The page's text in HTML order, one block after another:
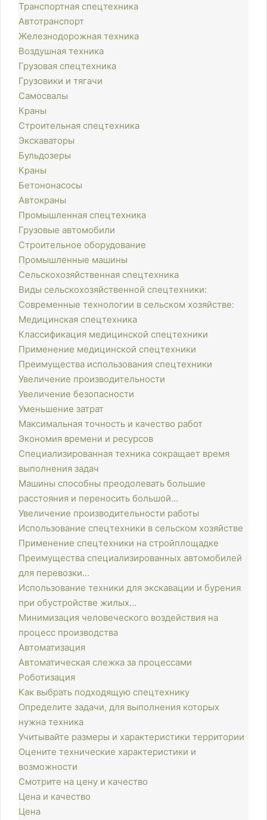
Транспортная спецтехника
Автотранспорт
Железнодорожная техника
Воздушная техника
Грузовая спецтехника
Грузовики и тягачи
Самосвалы
Краны
Строительная спецтехника
Экскаваторы
Бульдозеры
Краны
Бетононасосы
Автокраны
Промышленная спецтехника
Грузовые автомобили
Строительное оборудование
Промышленные машины
Сельскохозяйственная спецтехника
Виды сельскохозяйственной спецтехники:
Современные технологии в сельском хозяйстве:
Медицинская спецтехника
Классификация медицинской спецтехники
Применение медицинской спецтехники
Преимущества использования спецтехники
Увеличение производительности
Увеличение безопасности
Уменьшение затрат
Максимальная точность и качество работ
Экономия времени и ресурсов
Специализированная техника сокращает время
выполнения задач
Машины способны преодолевать большие
расстояния и переносить большой…
Увеличение производительности работы
Использование спецтехники в сельском хозяйстве
Применение спецтехники на стройплощадке
Преимущества специализированных автомобилей
для перевозки…
Использование техники для экскавации и бурения
при обустройстве жилых…
Минимизация человеческого воздействия на
процесс производства
Автоматизация
Автоматическая слежка за процессами
Роботизация
Как выбрать подходящую спецтехнику
Определите задачи, для выполнения которых
нужна техника
Учитывайте размеры и характеристики территории
Оцените технические характеристики и
возможности
Смотрите на цену и качество
Цена и качество
Цена